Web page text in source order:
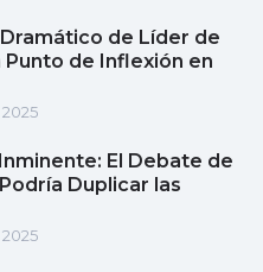
de Líder de
Punto de Inflexión en
El Debate de
Duplicar las